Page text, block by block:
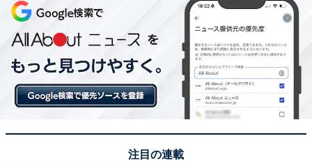
注目の連載